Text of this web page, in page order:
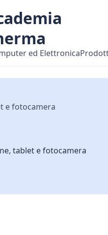
ed Elettronica
e fotocamera
tablet e fotocamera